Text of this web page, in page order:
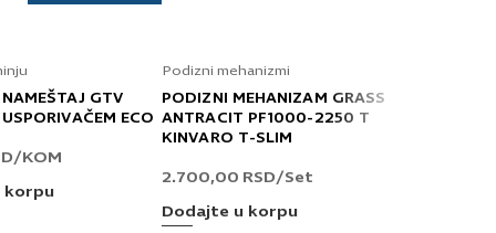
GTV
ECO
/KOM
korpu
Podizni mehanizmi
PODIZNI MEHANIZAM GRASS
ANTRACIT PF1000-2250 T
KINVARO T-SLIM
2.700,00 RSD/Set
Dodajte u korpu